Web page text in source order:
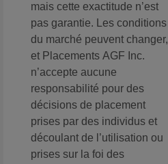
mais cette exactitude n’est
pas garantie. Les conditions
du marché peuvent changer,
et Placements AGF Inc.
n’accepte aucune
responsabilité pour des
décisions de placement
prises par des individus et
découlant de l’utilisation ou
prises sur la foi des